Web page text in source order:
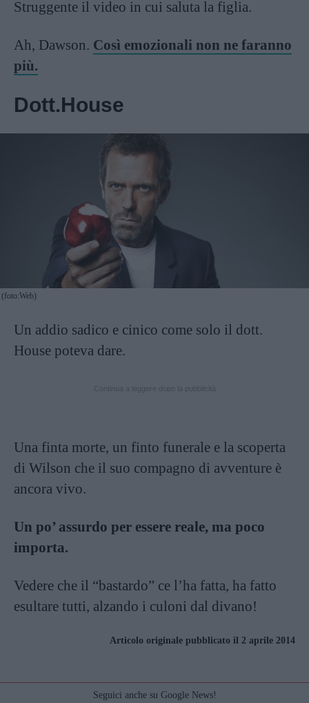
Struggente il video in cui saluta la figlia.
Ah, Dawson. Così emozionali non ne faranno
più.
Dott.House
(foto:Web)
Un addio sadico e cinico come solo il dott.
House poteva dare.
Una finta morte, un finto funerale e la scoperta
di Wilson che il suo compagno di avventure è
ancora vivo.
Un po’ assurdo per essere reale, ma poco
importa.
Vedere che il “bastardo” ce l’ha fatta, ha fatto
esultare tutti, alzando i culoni dal divano!
Articolo originale pubblicato il 2 aprile 2014
Seguici anche su Google News!